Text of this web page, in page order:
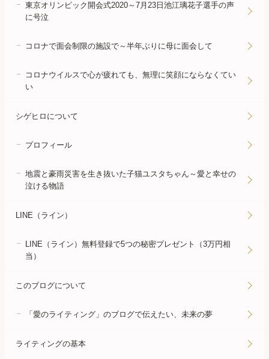
東京オリンピック開会式2020～7月23日池江璃花子選手の声
に号泣
コロナで面会制限の施設で～半年ぶりに母に面会して
コロナウイルスで心が疲れても、無理に笑顔にならなくてい
い
シゲヒロについて
プロフィール
地震と豪雨災害を生き抜いた子猫ユスタちゃん～愛と幸せの
泣ける物語
LINE（ライン）
LINE（ライン）無料登録で5つの秘密プレゼント（3万円相
当）
このブログについて
「愛のライティング」のブログで伝えたい、未来の夢
ライティングの基本